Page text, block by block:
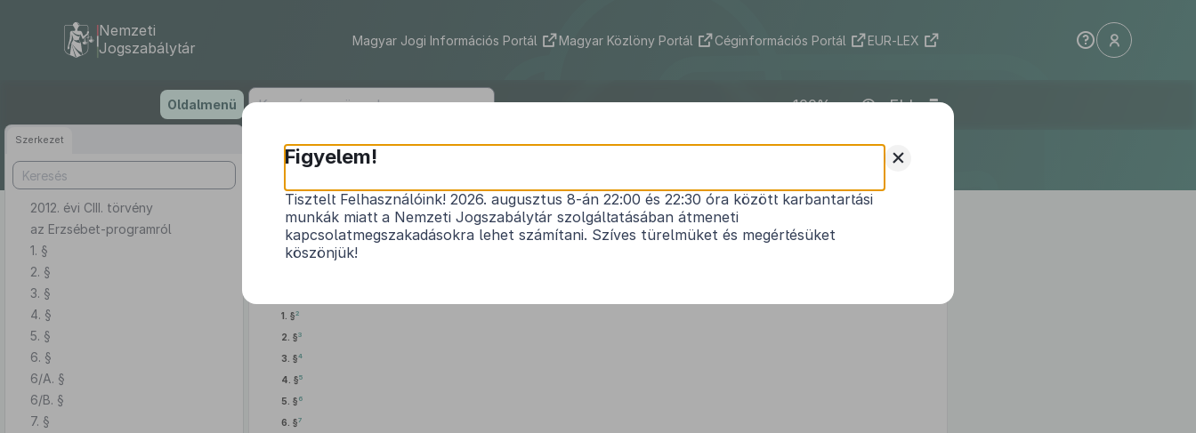
tartalomra
Nemzeti
Jogszabálytár
Magyar Jogi Információs Portál Magyar Közlöny Portál Céginformációs Portál EUR-LEX
Oldalmenü ELI
Szerkezet
2012. évi CIII. törvény
az Erzsébet-programról
1. §
2. §
3. §
4. §
5. §
6. §
6/A. §
6/B. §
7. §
2012. évi CIII. törvény
az Erzsébet-programról1
Hatályos: 2020. 07. 01. – 2020. 07. 01.
1. §2
2. §3
3. §4
4. §5
5. § 6
6. §7
+
Figyelem!
Tisztelt Felhasználóink! 2026. augusztus 8-án 22:00 és 22:30 óra között karbantartási
munkák miatt a Nemzeti Jogszabálytár szolgáltatásában átmeneti
kapcsolatmegszakadásokra lehet számítani. Szíves türelmüket és megértésüket
köszönjük!